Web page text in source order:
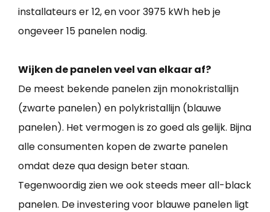
installateurs er 12, en voor 3975 kWh heb je
ongeveer 15 panelen nodig.
Wijken de panelen veel van elkaar af?
De meest bekende panelen zijn monokristallijn
(zwarte panelen) en polykristallijn (blauwe
panelen). Het vermogen is zo goed als gelijk. Bijna
alle consumenten kopen de zwarte panelen
omdat deze qua design beter staan.
Tegenwoordig zien we ook steeds meer all-black
panelen. De investering voor blauwe panelen ligt